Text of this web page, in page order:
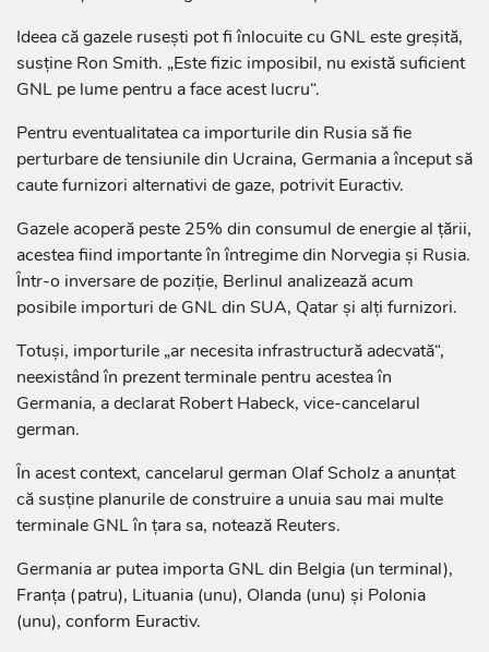
Ideea că gazele ruseşti pot fi înlocuite cu GNL este greşită,
susţine Ron Smith. „Este fizic imposibil, nu există suficient
GNL pe lume pentru a face acest lucru“.
Pentru eventualitatea ca impor­turile din Rusia să fie
perturbare de tensiunile din Ucraina, Germania a început să
caute furnizori alternativi de gaze, potrivit Euractiv.
Gazele acoperă peste 25% din consumul de energie al ţării,
acestea fiind importante în întregime din Norvegia şi Rusia.
Într-o inversare de poziţie, Berlinul analizează acum
posibile importuri de GNL din SUA, Qatar şi alţi furnizori.
Totuşi, importurile „ar necesita infrastructură adecvată“,
neexistând în prezent terminale pentru acestea în
Germania, a declarat Robert Habeck, vice-cancelarul
german.
În acest context, cancelarul german Olaf Scholz a anunţat
că susţine planurile de construire a unuia sau mai multe
terminale GNL în ţara sa, notează Reuters.
Germania ar putea importa GNL din Belgia (un terminal),
Franţa (patru), Lituania (unu), Olanda (unu) şi Polonia
(unu), conform Euractiv.